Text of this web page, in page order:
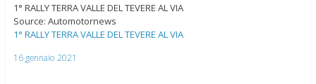
1° RALLY TERRA VALLE DEL TEVERE AL VIA
Source: Automotornews
1° RALLY TERRA VALLE DEL TEVERE AL VIA
16 gennaio 2021